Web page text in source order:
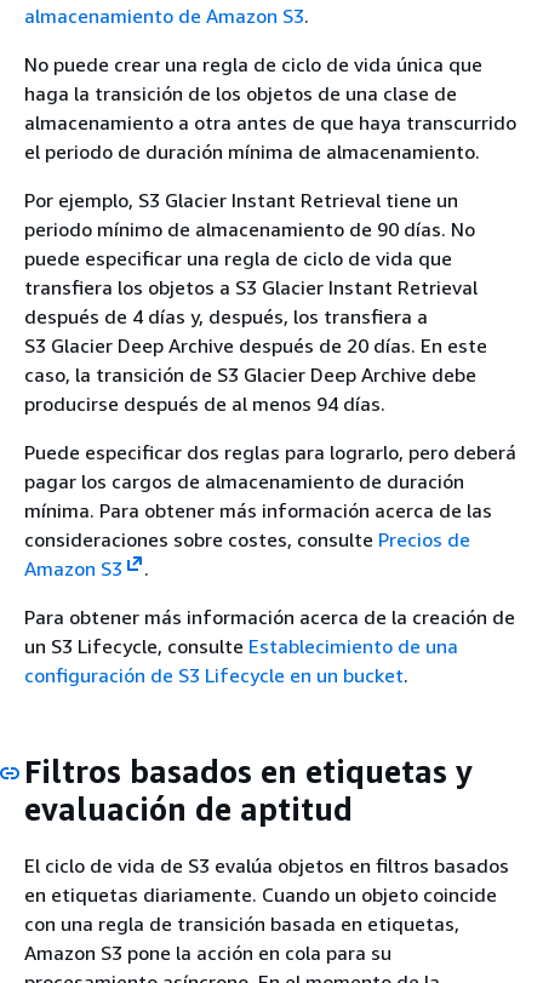
almacenamiento de Amazon S3.
No puede crear una regla de ciclo de vida única que
haga la transición de los objetos de una clase de
almacenamiento a otra antes de que haya transcurrido
el periodo de duración mínima de almacenamiento.
Por ejemplo, S3 Glacier Instant Retrieval tiene un
periodo mínimo de almacenamiento de 90 días. No
puede especificar una regla de ciclo de vida que
transfiera los objetos a S3 Glacier Instant Retrieval
después de 4 días y, después, los transfiera a
S3 Glacier Deep Archive después de 20 días. En este
caso, la transición de S3 Glacier Deep Archive debe
producirse después de al menos 94 días.
Puede especificar dos reglas para lograrlo, pero deberá
pagar los cargos de almacenamiento de duración
mínima. Para obtener más información acerca de las
consideraciones sobre costes, consulte Precios de
Amazon S3
.
Para obtener más información acerca de la creación de
un S3 Lifecycle, consulte Establecimiento de una
configuración de S3 Lifecycle en un bucket.
Filtros basados en etiquetas y
evaluación de aptitud
El ciclo de vida de S3 evalúa objetos en filtros basados
en etiquetas diariamente. Cuando un objeto coincide
con una regla de transición basada en etiquetas,
Amazon S3 pone la acción en cola para su